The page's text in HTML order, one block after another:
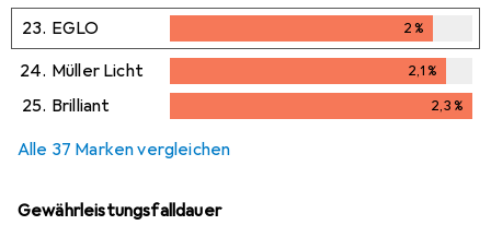
23. EGLO 2%
24. Müller Licht 2,1%
2,1%
25. Brilliant 2,3%
Alle 37 Marken vergleichen
Gewährleistungsfalldauer